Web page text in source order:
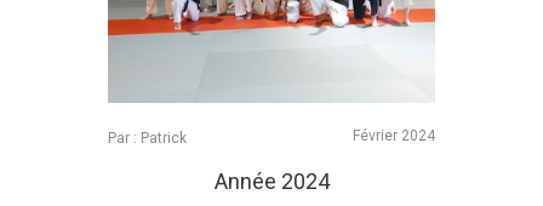
Par : Patrick Février 2024
Année 2024